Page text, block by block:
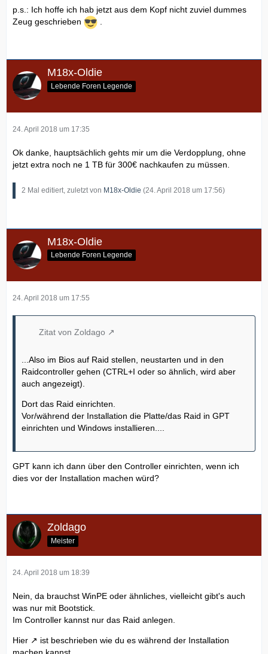
p.s.: Ich hoffe ich hab jetzt aus dem Kopf nicht zuviel dummes
Zeug geschrieben
M18x-Oldie
Lebende Foren Legende
24. April 2018 um 17:35
Ok danke, hauptsächlich gehts mir um die Verdopplung, ohne
jetzt extra noch ne 1 TB für 300€ nachkaufen zu müssen.
2 Mal editiert, zuletzt von M18x-Oldie (24. April 2018 um 17:56)
M18x-Oldie
Lebende Foren Legende
24. April 2018 um 17:55
Zitat von Zoldago
...Also im Bios auf Raid stellen, neustarten und in den
Raidcontroller gehen (CTRL+I oder so ähnlich, wird aber
auch angezeigt).
Dort das Raid einrichten.
Vor/während der Installation die Platte/das Raid in GPT
einrichten und Windows installieren....
GPT kann ich dann über den Controller einrichten, wenn ich
dies vor der Installation machen würd?
Zoldago
Meister
24. April 2018 um 18:39
Nein, da brauchst WinPE oder ähnliches, vielleicht gibt's auch
was nur mit Bootstick.
Im Controller kannst nur das Raid anlegen.
Hier
ist beschrieben wie du es während der Installation